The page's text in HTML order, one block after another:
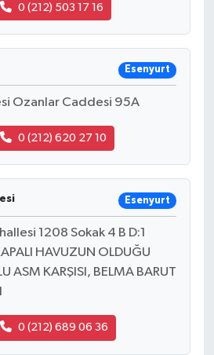
0 (212) 503 17 16
Esenyurt
Ozanlar Caddesi 95A
0 (212) 620 27 10
Esenyurt
1208 Sokak 4 B D:1
HAVUZUN OLDUĞU
ASM KARŞISI, BELMA BARUT
0 (212) 689 06 36